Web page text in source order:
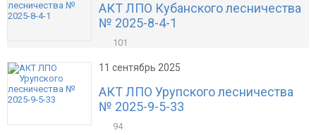
АКТ ЛПО Кубанского лесничества
№ 2025-8-4-1
101
11 сентябрь 2025
АКТ ЛПО Урупского лесничества
№ 2025-9-5-33
94